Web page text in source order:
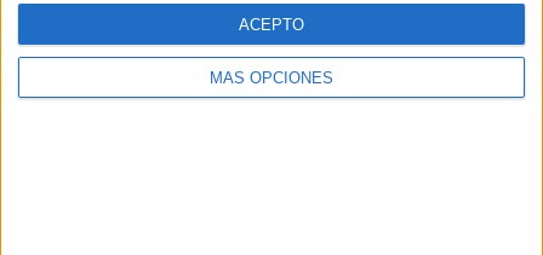
MÁS OPCIONES
ACEPTO
SIGUE NUESTROS TABLEROS EN